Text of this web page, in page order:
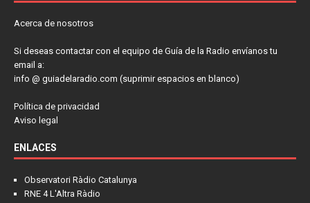
Acerca de nosotros
Si deseas contactar con el equipo de Guía de la Radio envíanos tu
email a:
info @ guiadelaradio.com (suprimir espacios en blanco)
Política de privacidad
Aviso legal
ENLACES
Observatori Ràdio Catalunya
RNE 4 L'Altra Ràdio